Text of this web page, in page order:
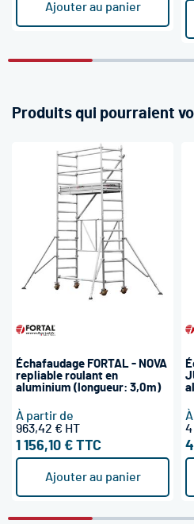
Ajouter au panier
Produits qui pourraient
Échafaudage FORTAL - NOVA
repliable roulant en
aluminium (longueur: 3,0m)
À partir de
1 156,10 €
963,42 €
Ajouter au panier